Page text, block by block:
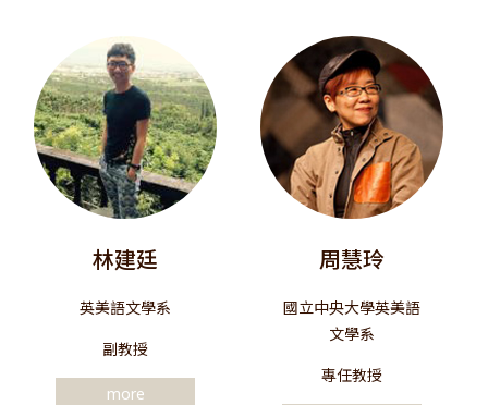
林建廷
英美語文學系
副教授
more
周慧玲
國立中央大學英美語
文學系
專任教授